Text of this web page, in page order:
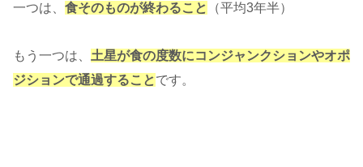
一つは、 食そのものが終わること （平均3年半）
もう一つは、 土星が食の度数にコンジャンクションやオポ
ジションで通過することです。